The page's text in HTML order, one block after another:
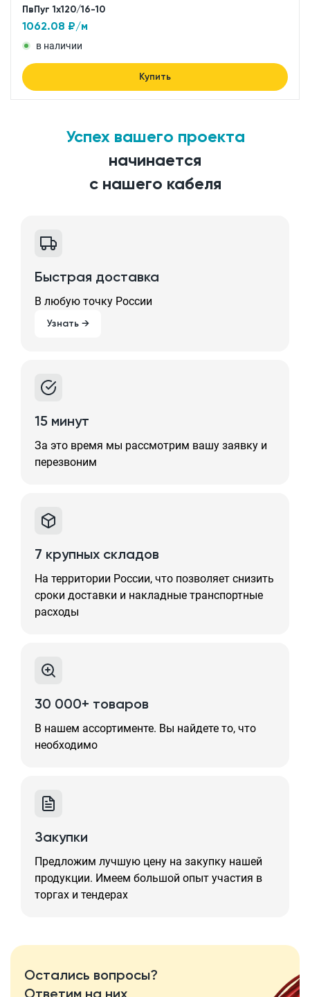
ПвПуг 1x120/16-10
1062.08 ₽/м
в наличии
Купить
Успех вашего проекта
начинается
с нашего кабеля
Быстрая доставка
В любую точку России
Узнать →
15 минут
За это время мы рассмотрим вашу заявку и
перезвоним
7 крупных складов
На территории России, что позволяет снизить
сроки доставки и накладные транспортные
расходы
30 000+ товаров
В нашем ассортименте. Вы найдете то, что
необходимо
Закупки
Предложим лучшую цену на закупку нашей
продукции. Имеем большой опыт участия в
торгах и тендерах
Остались вопросы?
Ответим на них